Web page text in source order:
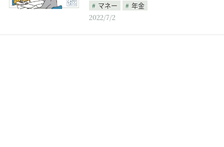
マネー
年金
2022/7/2